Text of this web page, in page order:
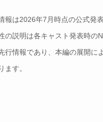
報は2026年7月時点の公式発
の説明は各キャスト発表時の
行情報であり、本編の展開に
ます。